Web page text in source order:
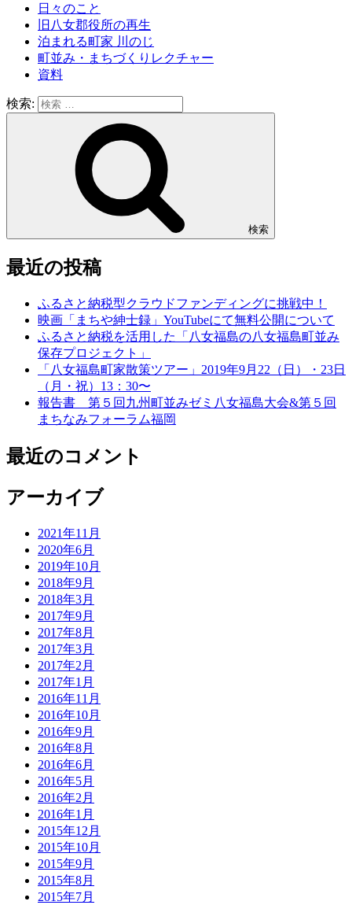
日々のこと
旧八女郡役所の再生
泊まれる町家 川のじ
町並み・まちづくりレクチャー
資料
検索:
検索
最近の投稿
ふるさと納税型クラウドファンディングに挑戦中！
映画「まちや紳士録」YouTubeにて無料公開について
ふるさと納税を活用した「八女福島の八女福島町並み
保存プロジェクト」
「八女福島町家散策ツアー」2019年9月22（日）・23日
（月・祝）13：30〜
報告書 第５回九州町並みゼミ八女福島大会&第５回
まちなみフォーラム福岡
最近のコメント
アーカイブ
2021年11月
2020年6月
2019年10月
2018年9月
2018年3月
2017年9月
2017年8月
2017年3月
2017年2月
2017年1月
2016年11月
2016年10月
2016年9月
2016年8月
2016年6月
2016年5月
2016年2月
2016年1月
2015年12月
2015年10月
2015年9月
2015年8月
2015年7月